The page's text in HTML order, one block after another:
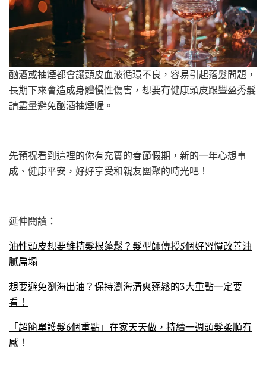
酗酒或抽煙都會讓頭皮血液循環不良，容易引起落髮問題，
長期下來會造成身體慢性傷害，想要有健康頭皮跟豐盈秀髮
請盡量避免酗酒抽煙喔。
先預祝看到這裡的你有充實的春節假期，新的一年心想事
成、健康平安，好好享受和親友團聚的時光吧！
延伸閱讀：
油性頭皮想要維持髮根蓬鬆？髮型師傳授5個好習慣改善油
膩扁塌
想要避免瀏海出油？保持瀏海清爽蓬鬆的3大重點一定要
看！
「超簡單護髮6個重點」在家天天做，持續一週頭髮柔順有
感！